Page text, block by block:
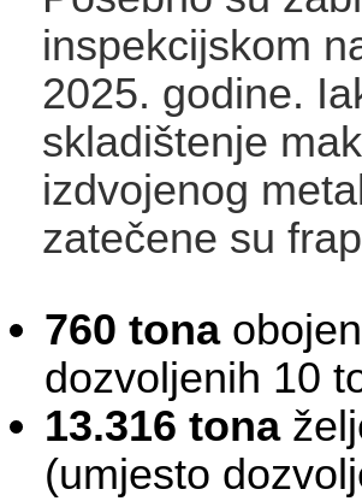
inspekcijskom
2025. godine.
skladištenje
izdvojenog
zatečene su
760 tona
dozvoljenih
13.316 tona
(umjesto